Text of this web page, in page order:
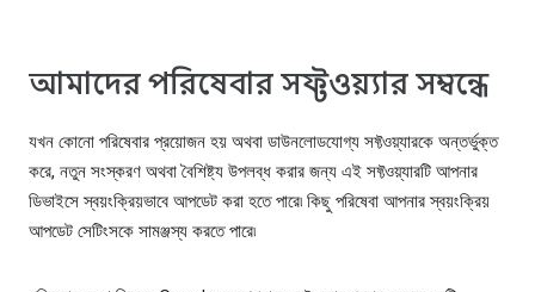
আমাদের পরিষেবার সফ্টওয়্যার সম্বন্ধে
যখন কোনো পরিষেবার প্রয়োজন হয় অথবা ডাউনলোডযোগ্য সফ্টওয়্যারকে অন্তর্ভুক্ত
করে, নতুন সংস্করণ অথবা বৈশিষ্ট্য উপলব্ধ করার জন্য এই সফ্টওয়্যারটি আপনার
ডিভাইসে স্বয়ংক্রিয়ভাবে আপডেট করা হতে পারে৷ কিছু পরিষেবা আপনার স্বয়ংক্রিয়
আপডেট সেটিংসকে সামঞ্জস্য করতে পারে৷